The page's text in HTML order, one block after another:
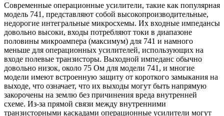
Современные операционные усилители, такие как популярная
модель 741, представляют собой высокопроизводительные,
недорогие интегральные микросхемы. Их входные импедансы
довольно высоки, входы потребляют токи в диапазоне
половины микроампера (максимум) для 741 и намного
меньше для операционных усилителей, использующих на
входе полевые транзисторы. Выходной импеданс обычно
довольно низок, около 75 Ом для модели 741, и многие
модели имеют встроенную защиту от короткого замыкания на
выходе, что означает, что их выходы могут быть напрямую
закорочены на землю без причинения вреда внутренней
схеме. Из-за прямой связи между внутренними
транзисторными каскадами операционные усилители могут